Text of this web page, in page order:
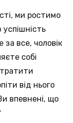
ми ростимо
все, чоловік
собі
від нього
впевнені, що